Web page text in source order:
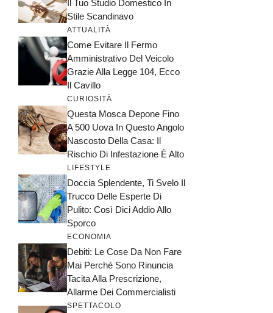
Il Tuo Studio Domestico In
Stile Scandinavo
ATTUALITÀ
Come Evitare Il Fermo
Amministrativo Del Veicolo
Grazie Alla Legge 104, Ecco
Il Cavillo
CURIOSITÀ
Questa Mosca Depone Fino
A 500 Uova In Questo Angolo
Nascosto Della Casa: Il
Rischio Di Infestazione È Alto
LIFESTYLE
Doccia Splendente, Ti Svelo Il
Trucco Delle Esperte Di
Pulito: Così Dici Addio Allo
Sporco
ECONOMIA
Debiti: Le Cose Da Non Fare
Mai Perché Sono Rinuncia
Tacita Alla Prescrizione,
Allarme Dei Commercialisti
SPETTACOLO